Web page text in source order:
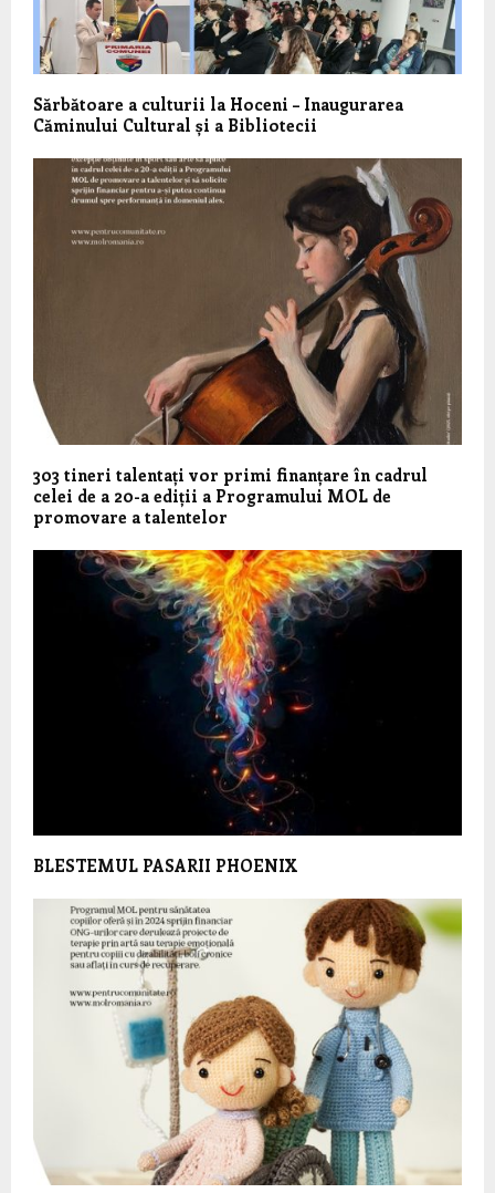
Sărbătoare a culturii la Hoceni – Inaugurarea
Căminului Cultural și a Bibliotecii
303 tineri talentați vor primi finanțare în cadrul
celei de a 20-a ediții a Programului MOL de
promovare a talentelor
BLESTEMUL PASARII PHOENIX